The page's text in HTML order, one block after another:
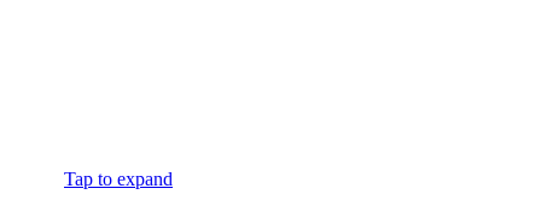
Tap to expand